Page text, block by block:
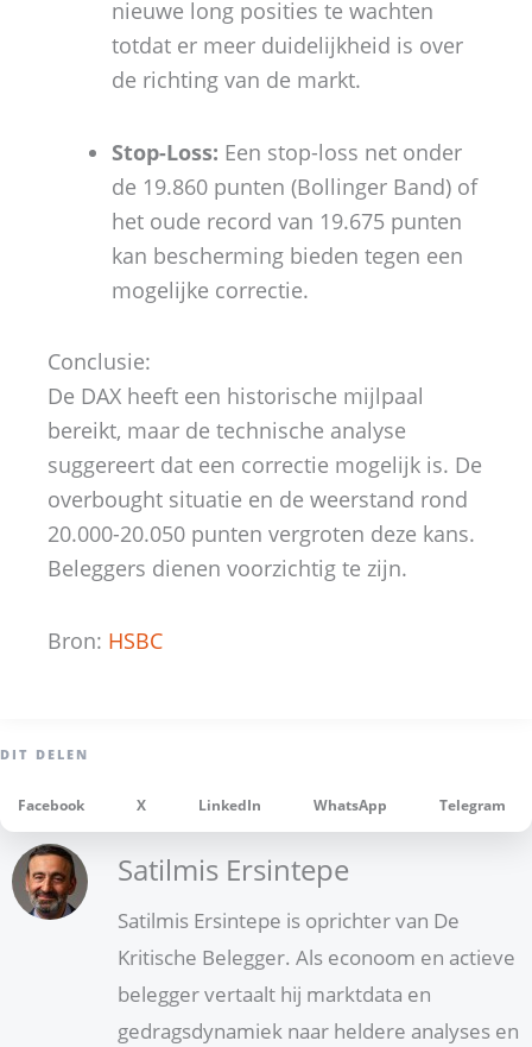
nieuwe long posities te wachten
totdat er meer duidelijkheid is over
de richting van de markt.
Stop-Loss: Een stop-loss net onder
de 19.860 punten (Bollinger Band) of
het oude record van 19.675 punten
kan bescherming bieden tegen een
mogelijke correctie.
Conclusie:
De DAX heeft een historische mijlpaal
bereikt, maar de technische analyse
suggereert dat een correctie mogelijk is. De
overbought situatie en de weerstand rond
20.000-20.050 punten vergroten deze kans.
Beleggers dienen voorzichtig te zijn.
Bron: HSBC
Facebook X LinkedIn WhatsApp Telegram
Satilmis Ersintepe
Satilmis Ersintepe is oprichter van De
Kritische Belegger. Als econoom en actieve
belegger vertaalt hij marktdata en
gedragsdynamiek naar heldere analyses en